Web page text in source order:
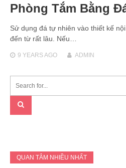
Phòng Tắm Bằng
Sử dụng đá tự nhiên vào thiết kế
đến từ rất lâu. Nếu…
9 YEARSAGO ADMIN
QUAN TÂM NHIỀU NHẤT